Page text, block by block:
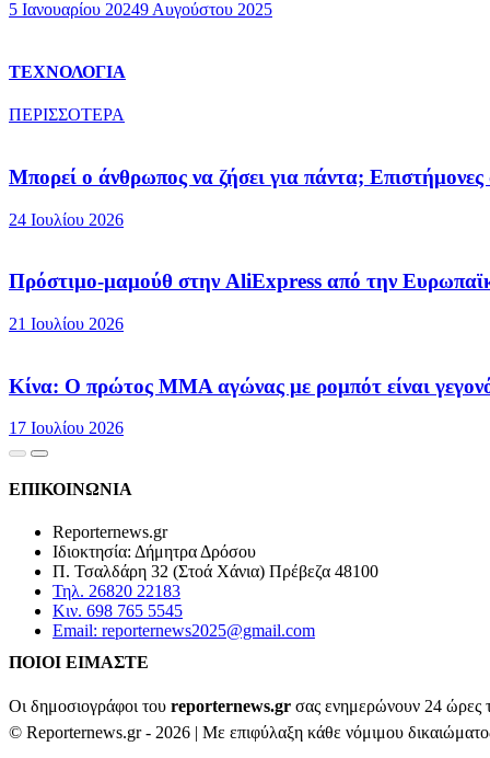
5 Ιανουαρίου 20249 Αυγούστου 2025
ΤΕΧΝΟΛΟΓΙΑ
ΠΕΡΙΣΣΟΤΕΡΑ
Μπορεί ο άνθρωπος να ζήσει για πάντα;
24 Ιουλίου 2026
Πρόστιμο-μαμούθ στην AliExpress από την
21 Ιουλίου 2026
Κίνα: Ο πρώτος MMA αγώνας με ρομπότ είναι
17 Ιουλίου 2026
ΕΠΙΚΟΙΝΩΝΙΑ
Reporternews.gr
Ιδιοκτησία: Δήμητρα Δρόσου
Π. Τσαλδάρη 32 (Στοά Χάνια) Πρέβεζα 48100
Τηλ. 26820 22183
Κιν. 698 765 5545
Email: reporternews2025@gmail.com
ΠΟΙΟΙ ΕΙΜΑΣΤΕ
Οι δημοσιογράφοι του reporternews.gr σας ενημερώνουν 24 ώρες
© Reporternews.gr - 2026 | Με επιφύλαξη κάθε νόμιμου